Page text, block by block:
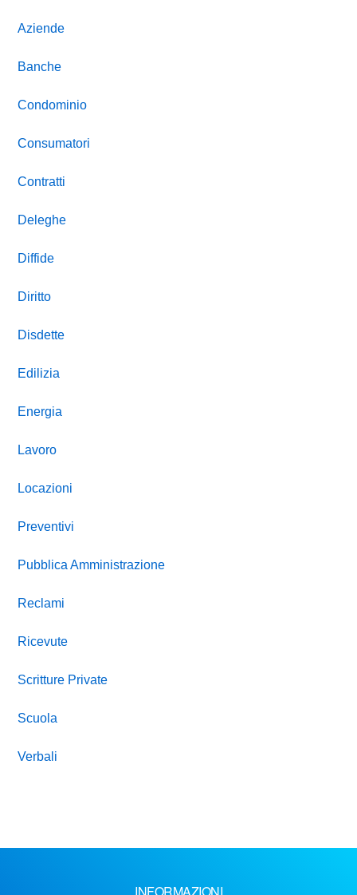
Aziende
Banche
Condominio
Consumatori
Contratti
Deleghe
Diffide
Diritto
Disdette
Edilizia
Energia
Lavoro
Locazioni
Preventivi
Pubblica Amministrazione
Reclami
Ricevute
Scritture Private
Scuola
Verbali